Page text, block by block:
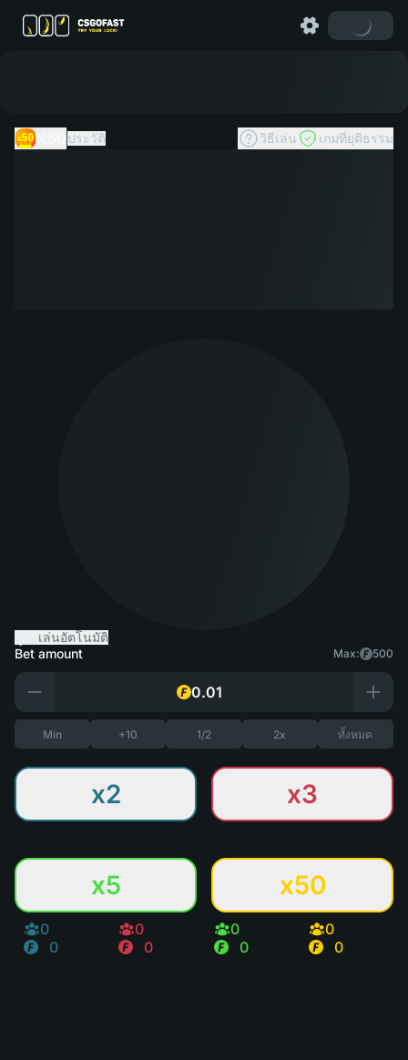
ประวัติ วิธีเล่น เกมที่ยุติธรรม
เล่นอัตโนมัติ
Bet amount
Max: 500
Min +10 1/2 2x ทั้งหมด
x2 x3
x5 x50
0
0
0
0
0
0
0
0